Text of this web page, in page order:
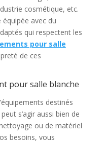
cosmétique, etc.
avec du
qui respectent les
pour salle
de ces
pour salle blanche
destinés
s’agir aussi bien de
ou de matériel
besoins, vous